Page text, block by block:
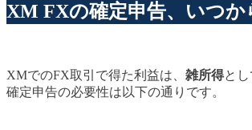
XM FXの確定申告、いつか
XMでのFX取引で得た利益は、 雑所得とし
確定申告の必要性は以下の通りです。